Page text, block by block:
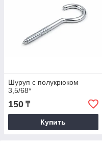
Шуруп с полукрюком
3,5/68*
150 ₸
Купить